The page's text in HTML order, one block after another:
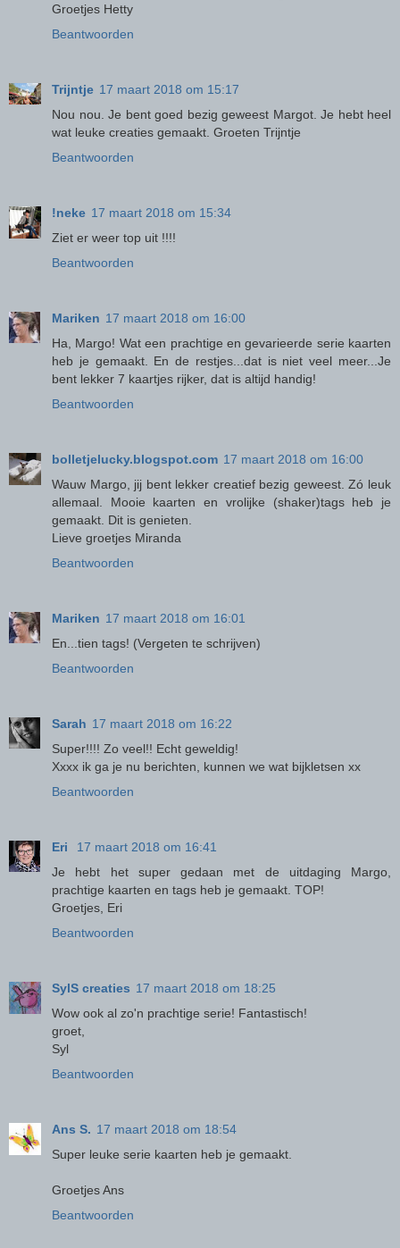
Groetjes Hetty
Beantwoorden
Trijntje 17 maart 2018 om 15:17
Nou nou. Je bent goed bezig geweest Margot. Je hebt heel
wat leuke creaties gemaakt. Groeten Trijntje
Beantwoorden
!neke 17 maart 2018 om 15:34
Ziet er weer top uit !!!!
Beantwoorden
Mariken 17 maart 2018 om 16:00
Ha, Margo! Wat een prachtige en gevarieerde serie kaarten
heb je gemaakt. En de restjes...dat is niet veel meer...Je
bent lekker 7 kaartjes rijker, dat is altijd handig!
Beantwoorden
bolletjelucky.blogspot.com 17 maart 2018 om 16:00
Wauw Margo, jij bent lekker creatief bezig geweest. Zó leuk
allemaal. Mooie kaarten en vrolijke (shaker)tags heb je
gemaakt. Dit is genieten.
Lieve groetjes Miranda
Beantwoorden
Mariken 17 maart 2018 om 16:01
En...tien tags! (Vergeten te schrijven)
Beantwoorden
Sarah 17 maart 2018 om 16:22
Super!!!! Zo veel!! Echt geweldig!
Xxxx ik ga je nu berichten, kunnen we wat bijkletsen xx
Beantwoorden
Eri
17 maart 2018 om 16:41
Je hebt het super gedaan met de uitdaging Margo,
prachtige kaarten en tags heb je gemaakt. TOP!
Groetjes, Eri
Beantwoorden
SylS creaties 17 maart 2018 om 18:25
Wow ook al zo'n prachtige serie! Fantastisch!
groet,
Syl
Beantwoorden
Ans S. 17 maart 2018 om 18:54
Super leuke serie kaarten heb je gemaakt.
Groetjes Ans
Beantwoorden